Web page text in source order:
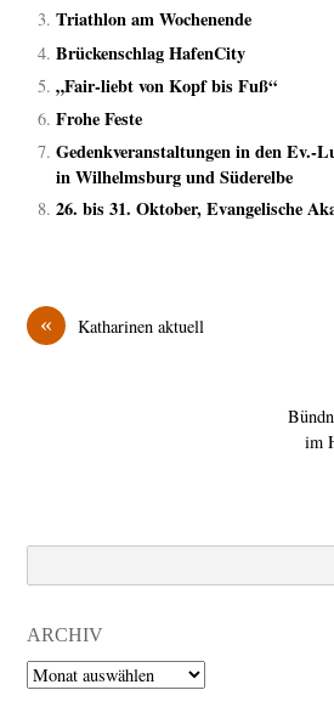
Triathlon am Wochenende
Brückenschlag HafenCity
„Fair-liebt von Kopf bis Fuß“
Frohe Feste
Gedenkveranstaltungen in den Ev.-
in Wilhelmsburg und Süderelbe
26. bis 31. Oktober, Evangelische
« Katharinen aktuell
im
ARCHIV
Archiv